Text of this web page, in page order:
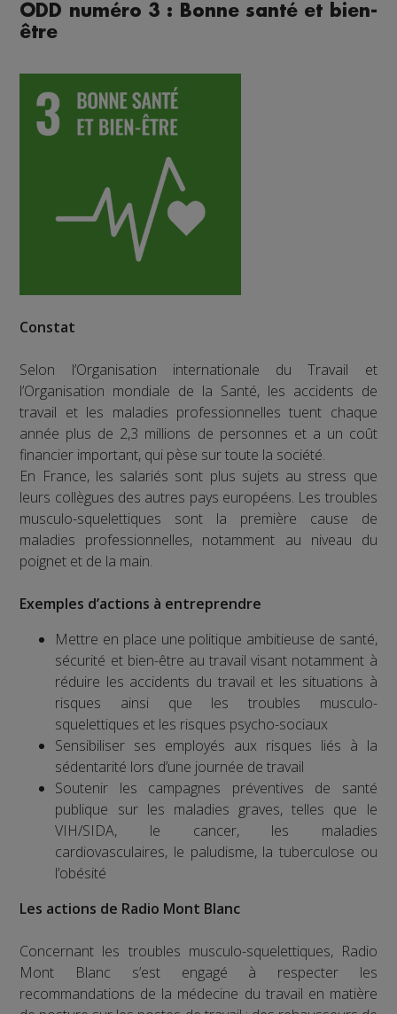
ODD numéro 3 : Bonne santé et bien-
être
Constat
Selon l’Organisation internationale du Travail et
l’Organisation mondiale de la Santé, les accidents de
travail et les maladies professionnelles tuent chaque
année plus de 2,3 millions de personnes et a un coût
financier important, qui pèse sur toute la société.
En France, les salariés sont plus sujets au stress que
leurs collègues des autres pays européens. Les troubles
musculo-squelettiques sont la première cause de
maladies professionnelles, notamment au niveau du
poignet et de la main.
Exemples d’actions à entreprendre
Mettre en place une politique ambitieuse de santé,
sécurité et bien-être au travail visant notamment à
réduire les accidents du travail et les situations à
risques ainsi que les troubles musculo-
squelettiques et les risques psycho-sociaux
Sensibiliser ses employés aux risques liés à la
sédentarité lors d’une journée de travail
Soutenir les campagnes préventives de santé
publique sur les maladies graves, telles que le
VIH/SIDA, le cancer, les maladies
cardiovasculaires, le paludisme, la tuberculose ou
l’obésité
Les actions de Radio Mont Blanc
Concernant les troubles musculo-squelettiques, Radio
Mont Blanc s’est engagé à respecter les
recommandations de la médecine du travail en matière